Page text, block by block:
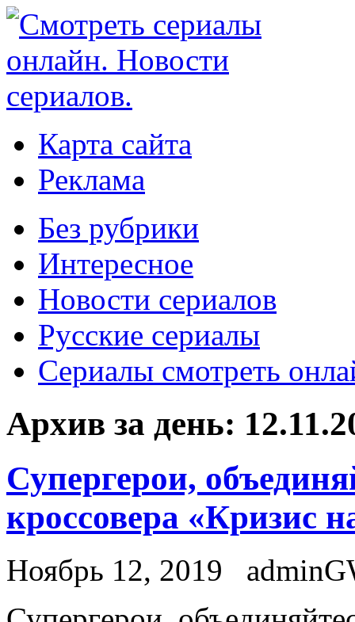
Карта сайта
Реклама
Без рубрики
Интересное
Новости сериалов
Русские сериалы
Сериалы смотреть
Архив за день:
Супергерои,
кроссовера «Кризис
Ноябрь 12, 2019